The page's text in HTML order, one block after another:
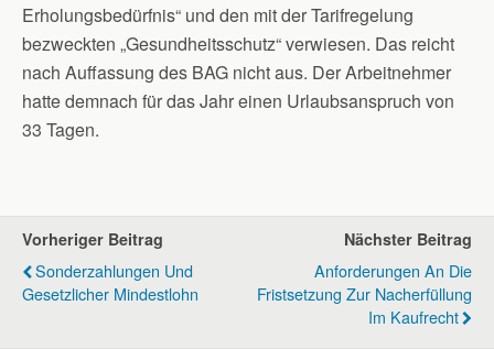
Erholungsbedürfnis“ und den mit der Tarifregelung
bezweckten „Gesundheitsschutz“ verwiesen. Das reicht
nach Auffassung des BAG nicht aus. Der Arbeitnehmer
hatte demnach für das Jahr einen Urlaubsanspruch von
33 Tagen.
Vorheriger Beitrag
Sonderzahlungen Und
Gesetzlicher Mindestlohn
Nächster Beitrag
Anforderungen An Die
Fristsetzung Zur Nacherfüllung
Im Kaufrecht